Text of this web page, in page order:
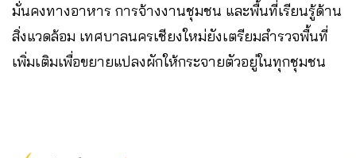
มั่นคงทางอาหาร การจ้างงานชุมชน และพื้นที่เรียนรู้ด้าน
สิ่งแวดล้อม เทศบาลนครเชียงใหม่ยังเตรียมสำรวจพื้นที่
เพิ่มเติมเพื่อขยายแปลงผักให้กระจายตัวอยู่ในทุกชุมชน